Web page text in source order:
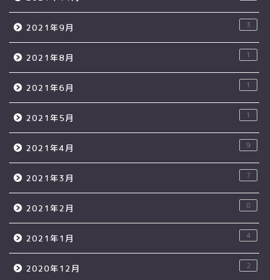
2021年9月 3
2021年8月 1
2021年6月 1
2021年5月 1
2021年4月 9
2021年3月 7
2021年2月 8
2021年1月 4
2020年12月 2